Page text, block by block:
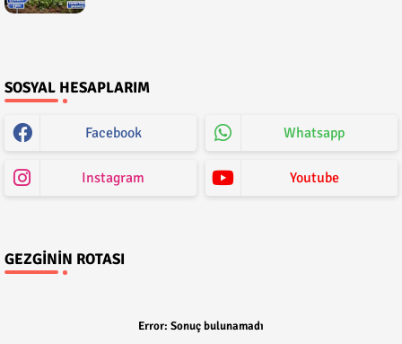
SOSYAL HESAPLARIM
Facebook Whatsapp
Instagram Youtube
GEZGININ ROTASI
Error: Sonuç bulunamadı